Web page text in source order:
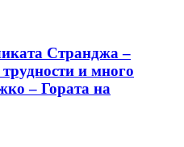
Странджа –
и много
– Гората на